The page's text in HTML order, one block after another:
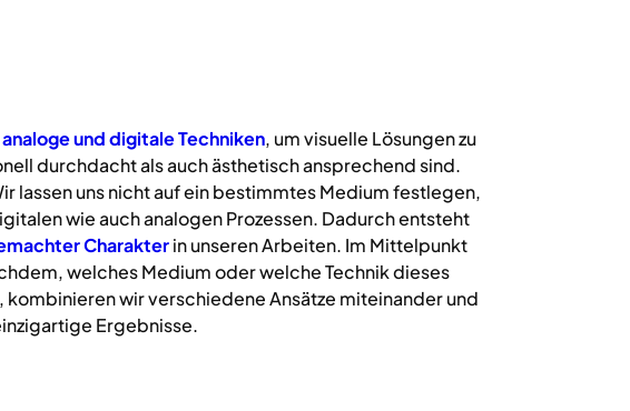
analogeunddigitaleTechniken, um visuelle Lösungen zu
durchdacht als auch ästhetisch ansprechend sind.
lassen uns nicht auf ein bestimmtes Medium festlegen,
wie auch analogen Prozessen. Dadurch entsteht
Charakterin unseren Arbeiten. Im Mittelpunkt
welches Medium oder welche Technik dieses
wir verschiedene Ansätze miteinander und
Ergebnisse.